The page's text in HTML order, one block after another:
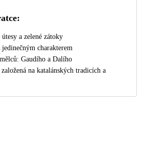
a zelené zátoky
charakterem
Gaudího a Dalího
na katalánských tradicích a